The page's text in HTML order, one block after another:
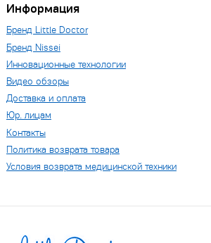
Информация
Бренд Little Doctor
Бренд Nissei
Инновационные технологии
Видео обзоры
Доставка и оплата
Юр. лицам
Контакты
Политика возврата товара
Условия возврата медицинской техники